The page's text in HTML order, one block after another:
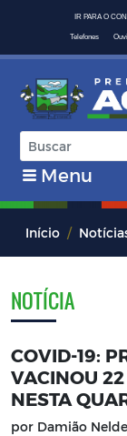
IR PARA O
Telefones
Menu
Início
NOTÍCIA
COVID-19:
VACINOU
NESTA
por Damião